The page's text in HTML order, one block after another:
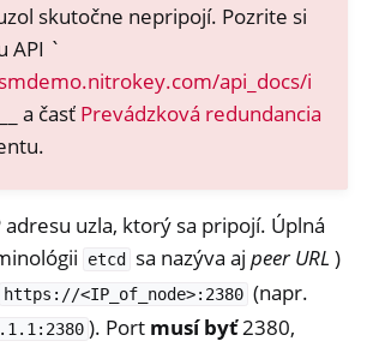
skutočne nepripojí. Pozrite si
API `
api_docs/i
a časť Prevádzková redundancia
uzla, ktorý sa pripojí. Úplná
etcd sa nazýva aj peer URL )
https://<IP_of_node>:2380 (napr.
). Port musí byť2380,